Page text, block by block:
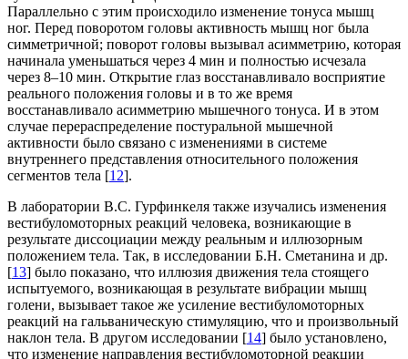
Параллельно с этим происходило изменение тонуса мышц
ног. Перед поворотом головы активность мышц ног была
симметричной; поворот головы вызывал асимметрию, которая
начинала уменьшаться через 4 мин и полностью исчезала
через 8–10 мин. Открытие глаз восстанавливало восприятие
реального положения головы и в то же время
восстанавливало асимметрию мышечного тонуса. И в этом
случае перераспределение постуральной мышечной
активности было связано с изменениями в системе
внутреннего представления относительного положения
сегментов тела [12].
В лаборатории В.С. Гурфинкеля также изучались изменения
вестибуломоторных реакций человека, возникающие в
результате диссоциации между реальным и иллюзорным
положением тела. Так, в исследовании Б.Н. Сметанина и др.
[13] было показано, что иллюзия движения тела стоящего
испытуемого, возникающая в результате вибрации мышц
голени, вызывает такое же усиление вестибуломоторных
реакций на гальваническую стимуляцию, что и произвольный
наклон тела. В другом исследовании [14] было установлено,
что изменение направления вестибуломоторной реакции